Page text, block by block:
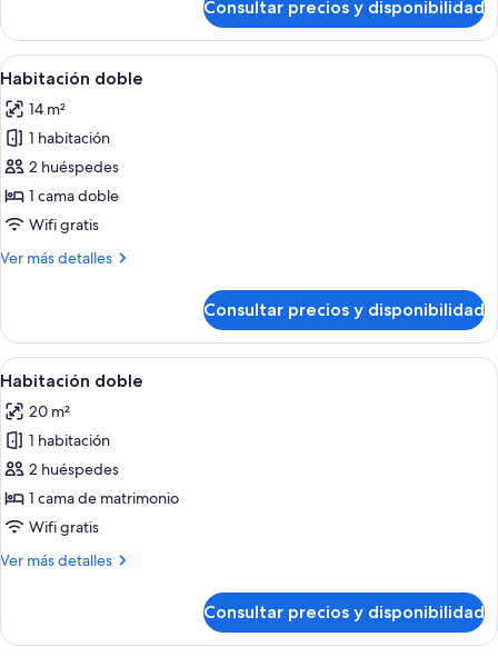
King
Room
Consultar precios y disponibilidad
Abrir
todas
las
fotos
de
Habitación
doble
Habitación de hotel con cama,
7
Habitación doble
14 m²
1 habitación
2 huéspedes
1 cama doble
Wifi gratis
Ver más detalles
Más
doble
Consultar precios y disponibilidad
Abrir
todas
las
fotos
de
Habitación
doble
Una habitación de hotel ordenada
4
Habitación doble
20 m²
1 habitación
2 huéspedes
1 cama de matrimonio
Wifi gratis
Ver más detalles
Más
doble
Consultar precios y disponibilidad